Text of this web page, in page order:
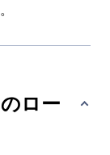
ロー